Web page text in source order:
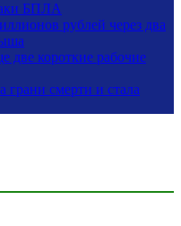
БПЛА
рублей через два
две короткие рабочие
смерти и стала